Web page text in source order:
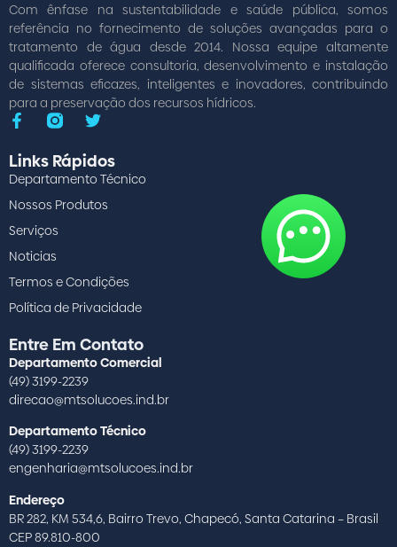
Com ênfase na sustentabilidade e saúde pública, somos
referência no fornecimento de soluções avançadas para o
tratamento de água desde 2014. Nossa equipe altamente
qualificada oferece consultoria, desenvolvimento e instalação
de sistemas eficazes, inteligentes e inovadores, contribuindo
para a preservação dos recursos hídricos.
Links Rápidos
Departamento Técnico
Nossos Produtos
Serviços
Noticias
Termos e Condições
Política de Privacidade
Entre Em Contato
Departamento Comercial
(49) 3199-2239
direcao@mtsolucoes.ind.br
Departamento Técnico
(49) 3199-2239
engenharia@mtsolucoes.ind.br
Endereço
BR 282, KM 534,6, Bairro Trevo, Chapecó, Santa Catarina – Brasil
CEP 89.810-800